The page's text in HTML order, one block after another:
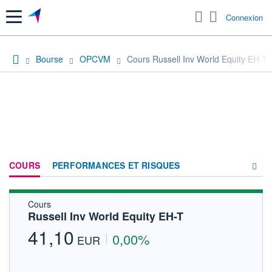
Menu Connexion
Bourse OPCVM Cours Russell Inv World Equity EH-T
COURS PERFORMANCES ET RISQUES
Cours
Russell Inv World Equity EH-T
41,10 EUR 0,00%